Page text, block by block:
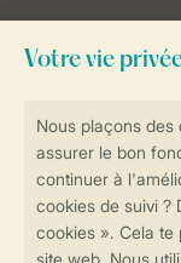
Réservations
contactez notre